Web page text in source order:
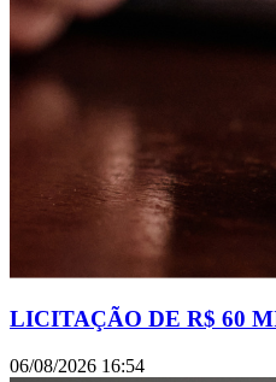
LICITAÇÃO DE R$ 60
06/08/2026 16:54